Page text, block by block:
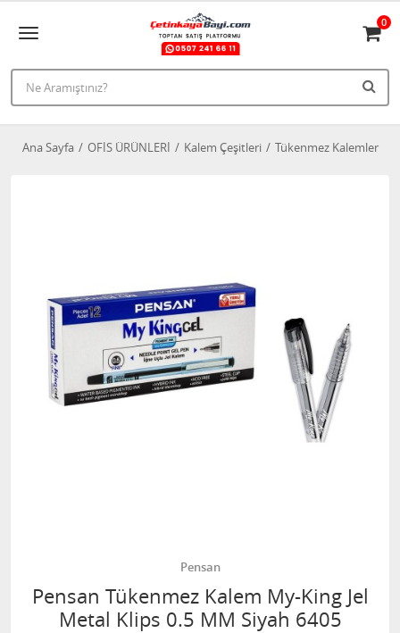
0
Ana Sayfa OFİS ÜRÜNLERİ Kalem Çeşitleri Tükenmez Kalemler
Pensan
Pensan Tükenmez Kalem My-King Jel
Metal Klips 0.5 MM Siyah 6405